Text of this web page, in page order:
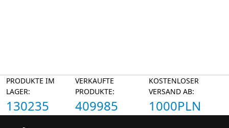
PRODUKTE IM
LAGER:
130235
VERKAUFTE
PRODUKTE:
409985
KOSTENLOSER
VERSAND AB:
1000PLN